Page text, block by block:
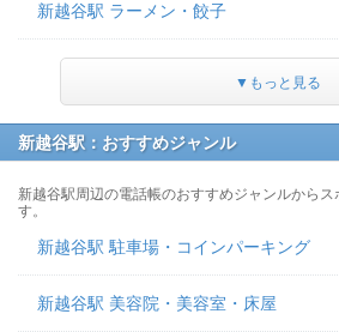
新越谷駅 ラーメン・餃子
▼もっと見る
新越谷駅：おすすめジャンル
新越谷駅周辺の電話帳のおすすめジャンルからス
す。
新越谷駅 駐車場・コインパーキング
新越谷駅 美容院・美容室・床屋